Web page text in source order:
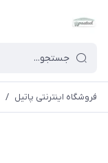
فروشگاه اینترنتی پاتیل /